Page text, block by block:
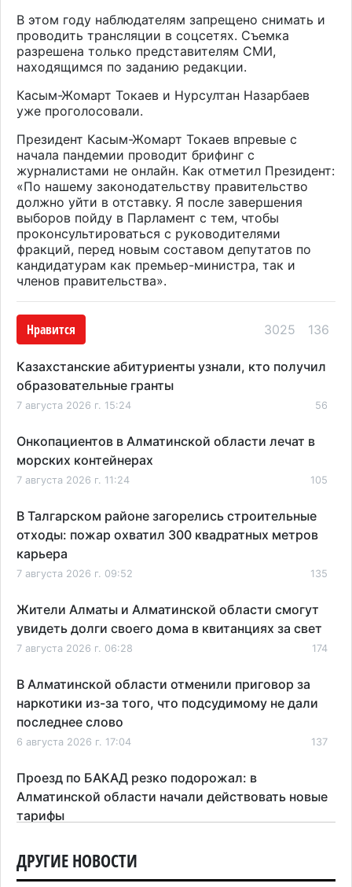
В этом году наблюдателям запрещено снимать и
проводить трансляции в соцсетях. Съемка
разрешена только представителям СМИ,
находящимся по заданию редакции.
Касым-Жомарт Токаев и Нурсултан Назарбаев
уже проголосовали.
Президент Касым-Жомарт Токаев впревые с
начала пандемии проводит брифинг с
журналистами не онлайн. Как отметил Президент:
«По нашему законодательству правительство
должно уйти в отставку. Я после завершения
выборов пойду в Парламент с тем, чтобы
проконсультироваться с руководителями
фракций, перед новым составом депутатов по
кандидатурам как премьер-министра, так и
членов правительства».
Нравится 3025 136
Казахстанские абитуриенты узнали, кто получил
образовательные гранты
7 августа 2026 г. 15:24 56
Онкопациентов в Алматинской области лечат в
морских контейнерах
7 августа 2026 г. 11:24 105
В Талгарском районе загорелись строительные
отходы: пожар охватил 300 квадратных метров
карьера
7 августа 2026 г. 09:52 135
Жители Алматы и Алматинской области смогут
увидеть долги своего дома в квитанциях за свет
7 августа 2026 г. 06:28 174
В Алматинской области отменили приговор за
наркотики из-за того, что подсудимому не дали
последнее слово
6 августа 2026 г. 17:04 137
Проезд по БАКАД резко подорожал: в
Алматинской области начали действовать новые
тарифы
Сильнейшие дзюдоисты мира приехали на
ДРУГИЕ НОВОСТИ